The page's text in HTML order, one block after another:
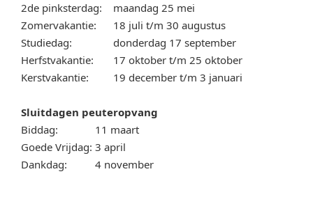
2de pinksterdag:
maandag 25 mei
Zomervakantie:
18 juli t/m 30 augustus
Studiedag:
donderdag 17 september
Herfstvakantie:
17 oktober t/m 25 oktober
Kerstvakantie:
19 december t/m 3 januari
Sluitdagen peuteropvang
Biddag:
11 maart
Goede Vrijdag: 3 april
Dankdag:
4 november